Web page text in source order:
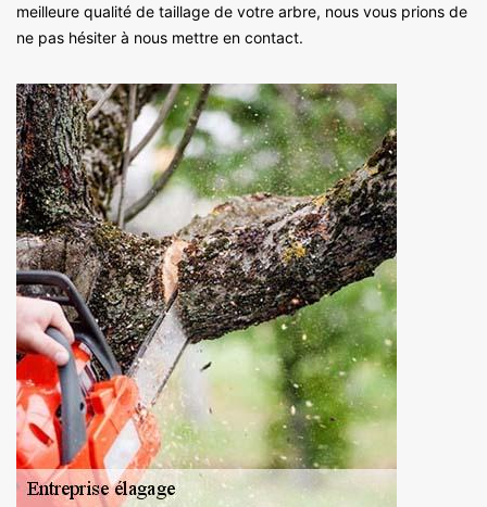
meilleure qualité de taillage de votre arbre, nous vous prions de
ne pas hésiter à nous mettre en contact.